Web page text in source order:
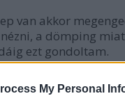
My Personal
van akkor
a dömping
ezt gondoltam.
van rossz.